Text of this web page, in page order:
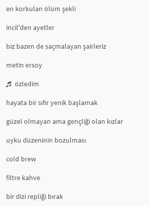
en korkulan ölüm şekli
incil'den ayetler
biz bazen de saçmalayan şairleriz
metin ersoy
özledim
hayata bir sıfır yenik başlamak
güzel olmayan ama gençliği olan kızlar
uyku düzeninin bozulması
cold brew
filtre kahve
bir dizi repliği bırak